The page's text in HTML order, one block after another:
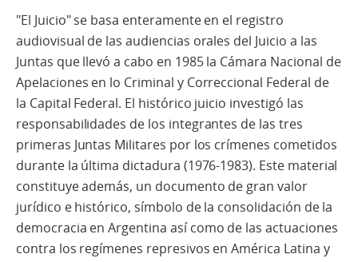
"El Juicio" se basa enteramente en el registro
audiovisual de las audiencias orales del Juicio a las
Juntas que llevó a cabo en 1985 la Cámara Nacional de
Apelaciones en lo Criminal y Correccional Federal de
la Capital Federal. El histórico juicio investigó las
responsabilidades de los integrantes de las tres
primeras Juntas Militares por los crímenes cometidos
durante la última dictadura (1976-1983). Este material
constituye además, un documento de gran valor
jurídico e histórico, símbolo de la consolidación de la
democracia en Argentina así como de las actuaciones
contra los regímenes represivos en América Latina y